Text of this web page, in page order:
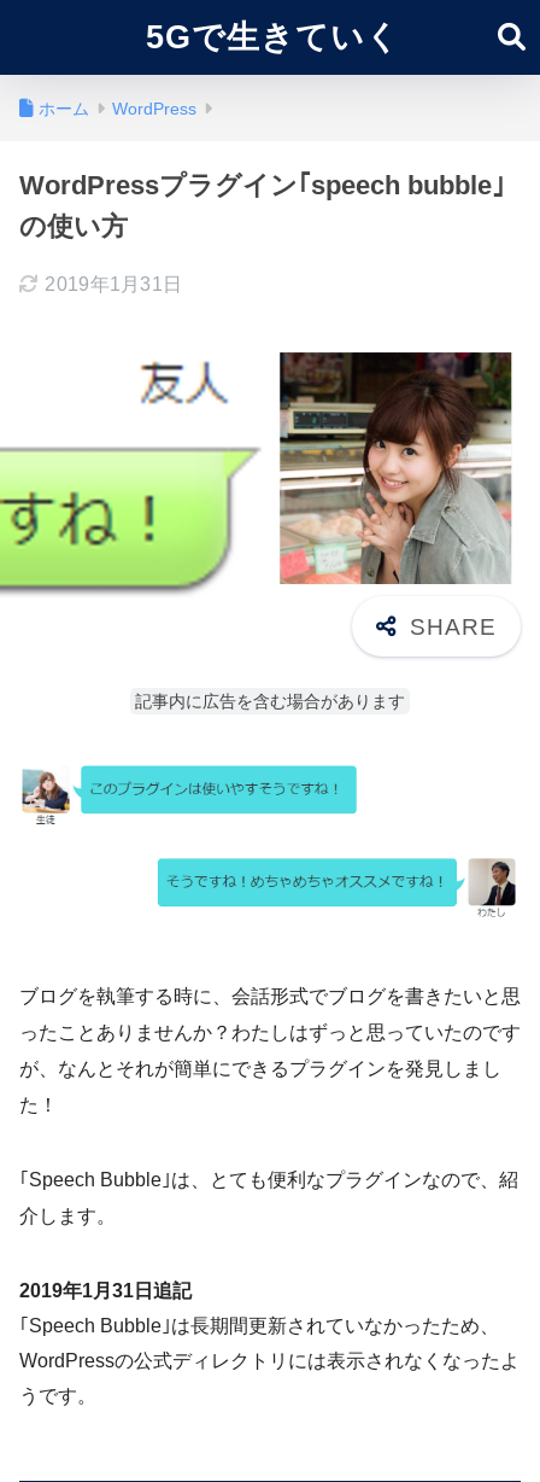
5Gで生きていく
ホーム WordPress
WordPressプラグイン｢speech bubble｣
の使い方
2019年1月31日
記事内に広告を含む場合があります
ブログを執筆する時に、会話形式でブログを書きたいと思
ったことありませんか？わたしはずっと思っていたのです
が、なんとそれが簡単にできるプラグインを発見しまし
た！
｢Speech Bubble｣は、とても便利なプラグインなので、紹
介します。
2019年1月31日追記
｢Speech Bubble｣は長期間更新されていなかったため、
WordPressの公式ディレクトリには表示されなくなったよ
うです。